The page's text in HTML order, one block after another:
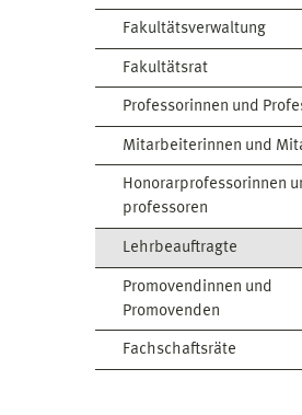
Fakultätsverwaltung
Fakultätsrat
Professorinnen und
Mitarbeiterinnen und
Honorarprofessorinnen
professoren
Lehrbeauftragte
Promovendinnen und
Promovenden
Fachschaftsräte